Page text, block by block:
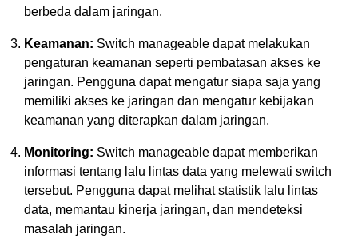
berbeda dalam jaringan.
Keamanan: Switch manageable dapat melakukan
pengaturan keamanan seperti pembatasan akses ke
jaringan. Pengguna dapat mengatur siapa saja yang
memiliki akses ke jaringan dan mengatur kebijakan
keamanan yang diterapkan dalam jaringan.
Monitoring: Switch manageable dapat memberikan
informasi tentang lalu lintas data yang melewati switch
tersebut. Pengguna dapat melihat statistik lalu lintas
data, memantau kinerja jaringan, dan mendeteksi
masalah jaringan.